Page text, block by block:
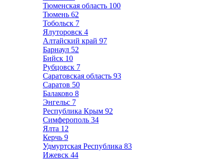
Тюменская область 100
Тюмень 62
Тобольск 7
Ялуторовск 4
Алтайский край 97
Барнаул 52
Бийск 10
Рубцовск 7
Саратовская область 93
Саратов 50
Балаково 8
Энгельс 7
Республика Крым 92
Симферополь 34
Ялта 12
Керчь 9
Удмуртская Республика 83
Ижевск 44